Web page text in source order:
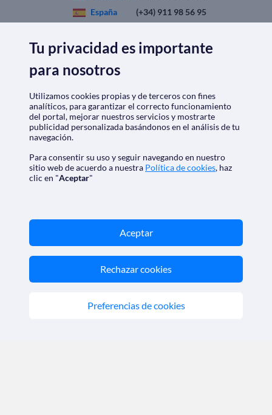
España
(+34) 911 98 56 95
México
(+52) 81 4624 4259
SOLOCRUCEROS.CL
Quiénes somos|Aviso Legal|Política de privacidad
Política de cookies |Condiciones generales
Descarga nuestra app
Nos acreditan
Tu privacidad es importante
para nosotros
Utilizamos cookies propias y de terceros con fines
analíticos, para garantizar el correcto funcionamiento
del portal, mejorar nuestros servicios y mostrarte
publicidad personalizada basándonos en el análisis de tu
navegación.
Para consentir su uso y seguir navegando en nuestro
sitio web de acuerdo a nuestra Política de cookies, haz
clic en "Aceptar"
Aceptar
Rechazar cookies
Preferencias de cookies